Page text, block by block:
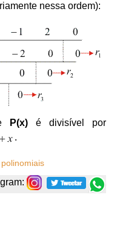
nessa ordem):
P(x) é divisível por
.